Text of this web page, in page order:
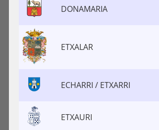
DONAMARIA
ETXALAR
ECHARRI / ETXARRI
ETXAURI